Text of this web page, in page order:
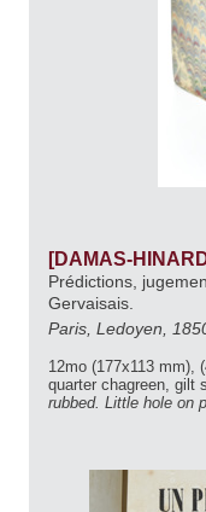
[DAMAS-
Prédictions,
Gervaisais.
Paris, Ledoyen,
12mo (177x113 mm),
quarter chagreen, gilt
rubbed. Little hole on